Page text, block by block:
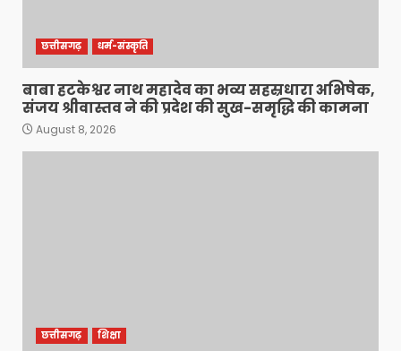
छत्तीसगढ़ धर्म-संस्कृति
बाबा हटकेश्वर नाथ महादेव का भव्य सहस्रधारा अभिषेक,
संजय श्रीवास्तव ने की प्रदेश की सुख-समृद्धि की कामना
August 8, 2026
छत्तीसगढ़ शिक्षा